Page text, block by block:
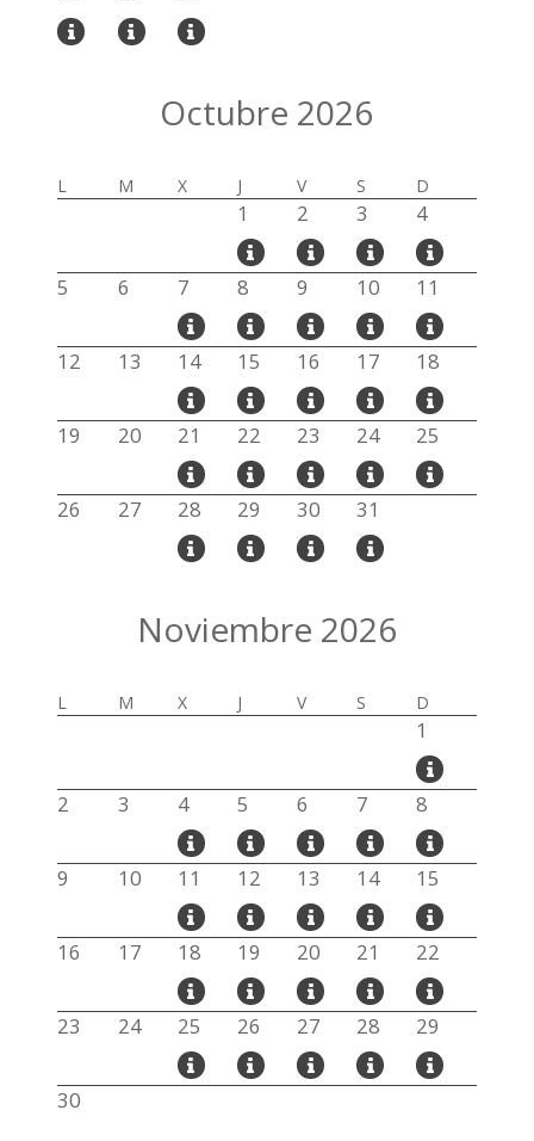
Octubre 2026
L M X J V S D
1 2 3 4
5 6 7 8 9 10 11
12 13 14 15 16 17 18
19 20 21 22 23 24 25
26 27 28 29 30 31
Noviembre 2026
L M X J V S D
1
2 3 4 5 6 7 8
9 10 11 12 13 14 15
16 17 18 19 20 21 22
23 24 25 26 27 28 29
30